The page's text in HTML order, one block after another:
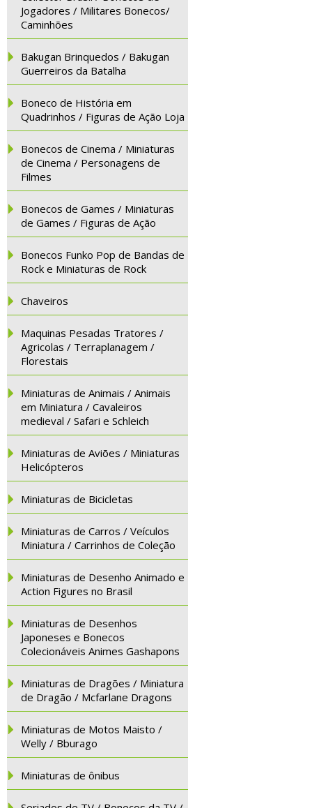
Jogadores / Militares Bonecos/
Caminhões
Bakugan Brinquedos / Bakugan
Guerreiros da Batalha
Boneco de História em
Quadrinhos / Figuras de Ação Loja
Bonecos de Cinema / Miniaturas
de Cinema / Personagens de
Filmes
Bonecos de Games / Miniaturas
de Games / Figuras de Ação
Bonecos Funko Pop de Bandas de
Rock e Miniaturas de Rock
Chaveiros
Maquinas Pesadas Tratores /
Agricolas / Terraplanagem /
Florestais
Miniaturas de Animais / Animais
em Miniatura / Cavaleiros
medieval / Safari e Schleich
Miniaturas de Aviões / Miniaturas
Helicópteros
Miniaturas de Bicicletas
Miniaturas de Carros / Veículos
Miniatura / Carrinhos de Coleção
Miniaturas de Desenho Animado e
Action Figures no Brasil
Miniaturas de Desenhos
Japoneses e Bonecos
Colecionáveis Animes Gashapons
Miniaturas de Dragões / Miniatura
de Dragão / Mcfarlane Dragons
Miniaturas de Motos Maisto /
Welly / Bburago
Miniaturas de ônibus